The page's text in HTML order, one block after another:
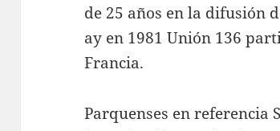
de 25 años en la difusión
ay en 1981 Unión 136
Francia.
Parquenses en referencia